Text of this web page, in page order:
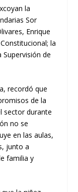
la
Sor
Enrique
la
Supervisión de
recordó que
de la
sector durante
no se
en las aulas,
junto a
familia y